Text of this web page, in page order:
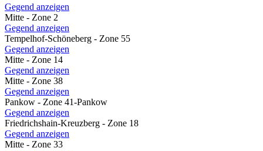
Gegend anzeigen
Mitte - Zone 2
Gegend anzeigen
Tempelhof-Schöneberg - Zone 55
Gegend anzeigen
Mitte - Zone 14
Gegend anzeigen
Mitte - Zone 38
Gegend anzeigen
Pankow - Zone 41-Pankow
Gegend anzeigen
Friedrichshain-Kreuzberg - Zone 18
Gegend anzeigen
Mitte - Zone 33